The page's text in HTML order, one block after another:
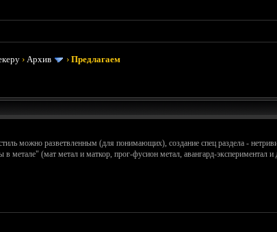
›Архив ›Предлагаем
можно разветвленным (для понимающих), создание спец раздела -
в метале" (мат метал и маткор, прог-фусион метал, авангард-экспериментал